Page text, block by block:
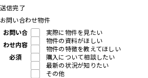
送信完了
お問い合わせ物件
お問い合
わせ内容
必須
実際に物件を見たい
物件の資料がほしい
物件の特徴を教えてほしい
購入について相談したい
最新の状況が知りたい
その他